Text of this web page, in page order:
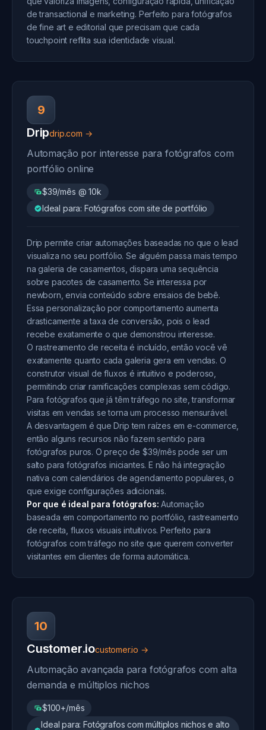
de transactional e marketing. Perfeito para fotógrafos
de fine art e editorial que precisam que cada
touchpoint reflita sua identidade visual.
9
Dripdrip.com →
Automação por interesse para fotógrafos com
portfólio online
$39/mês @ 10k
Ideal para: Fotógrafos com site de portfólio
Drip permite criar automações baseadas no que o lead
visualiza no seu portfólio. Se alguém passa mais tempo
na galeria de casamentos, dispara uma sequência
sobre pacotes de casamento. Se interessa por
newborn, envia conteúdo sobre ensaios de bebê.
Essa personalização por comportamento aumenta
drasticamente a taxa de conversão, pois o lead
recebe exatamente o que demonstrou interesse.
O rastreamento de receita é incluído, então você vê
exatamente quanto cada galeria gera em vendas. O
construtor visual de fluxos é intuitivo e poderoso,
permitindo criar ramificações complexas sem código.
Para fotógrafos que já têm tráfego no site, transformar
visitas em vendas se torna um processo mensurável.
A desvantagem é que Drip tem raízes em e-commerce,
então alguns recursos não fazem sentido para
fotógrafos puros. O preço de $39/mês pode ser um
salto para fotógrafos iniciantes. E não há integração
nativa com calendários de agendamento populares, o
que exige configurações adicionais.
Por que é ideal para fotógrafos: Automação
baseada em comportamento no portfólio, rastreamento
de receita, fluxos visuais intuitivos. Perfeito para
fotógrafos com tráfego no site que querem converter
visitantes em clientes de forma automática.
10
Customer.iocustomer.io →
Automação avançada para fotógrafos com alta
demanda e múltiplos nichos
$100+/mês
Ideal para: Fotógrafos com múltiplos nichos e alto